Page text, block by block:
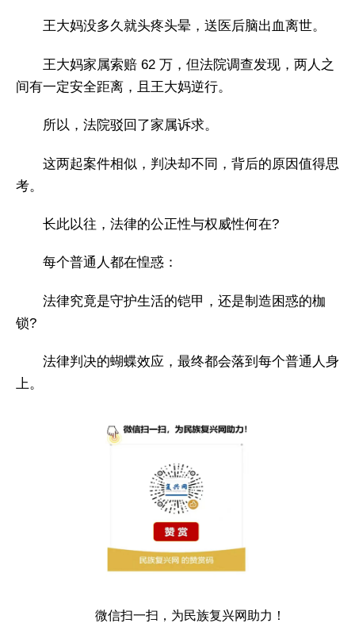
王大妈没多久就头疼头晕，送医后脑出血离世。
王大妈家属索赔 62 万，但法院调查发现，两人之
间有一定安全距离，且王大妈逆行。
所以，法院驳回了家属诉求。
这两起案件相似，判决却不同，背后的原因值得思
考。
长此以往，法律的公正性与权威性何在?
每个普通人都在惶惑：
法律究竟是守护生活的铠甲，还是制造困惑的枷
锁?
法律判决的蝴蝶效应，最终都会落到每个普通人身
上。
微信扫一扫，为民族复兴网助力！